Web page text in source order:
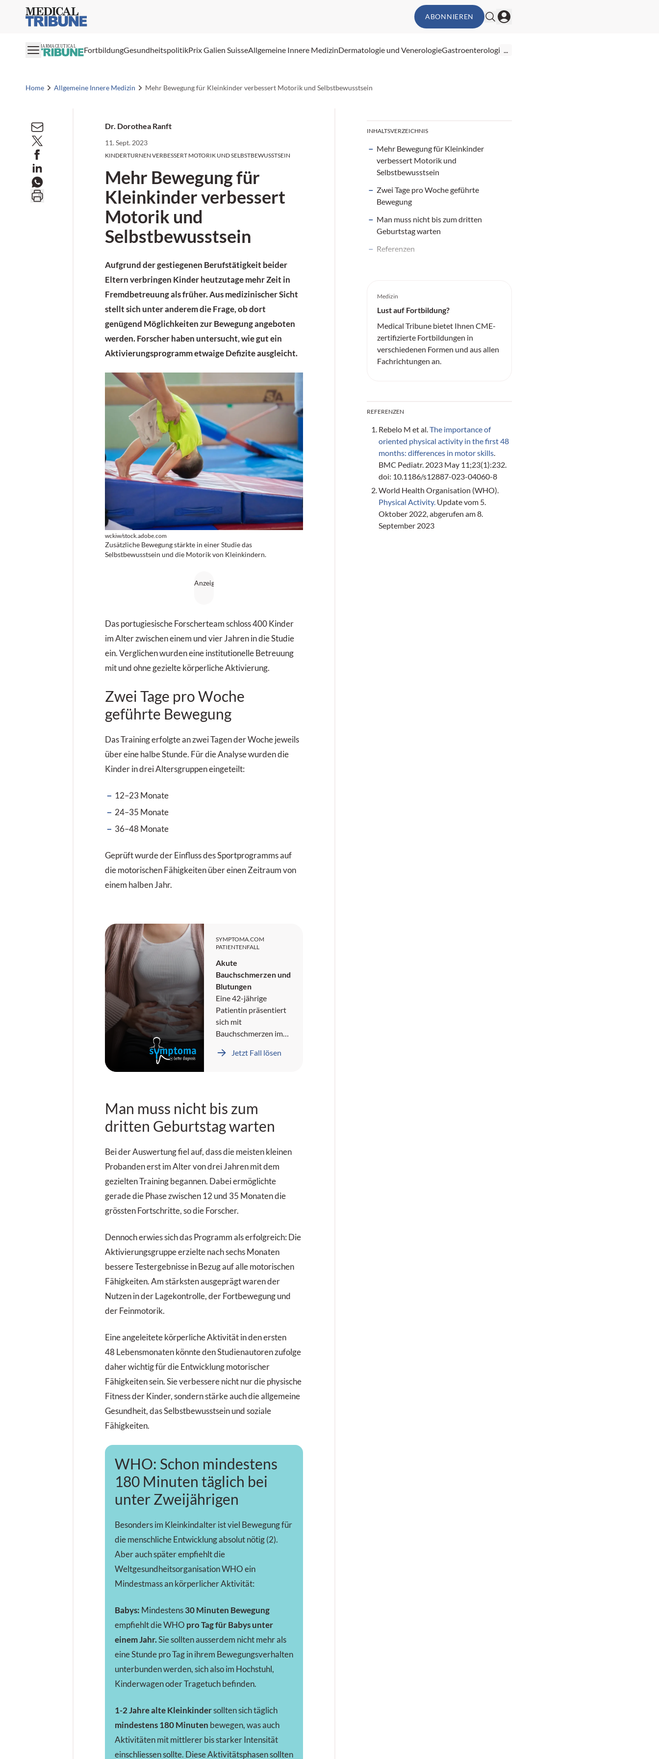
Medical Tribune ABONNIEREN
PHARMACEUTICAL FortbildungGesundheitspolitikPrix Galien SuisseAllgemeine Innere MedizinDermatologie und VenerologieGastroenterologie...
Home Allgemeine Innere Medizin Mehr Bewegung für Kleinkinder verbessert Motorik und Selbstbewusstsein
Dr. Dorothea Ranft
11. Sept. 2023
KINDERTURNEN VERBESSERT MOTORIK UND SELBSTBEWUSSTSEIN
Mehr Bewegung für
Kleinkinder verbessert
Motorik und
Selbstbewusstsein
Aufgrund der gestiegenen Berufstätigkeit beider
Eltern verbringen Kinder heutzutage mehr Zeit in
Fremdbetreuung als früher. Aus medizinischer Sicht
stellt sich unter anderem die Frage, ob dort
genügend Möglichkeiten zur Bewegung angeboten
werden. Forscher haben untersucht, wie gut ein
Aktivierungsprogramm etwaige Defizite ausgleicht.
wckiw/stock.adobe.com
Zusätzliche Bewegung stärkte in einer Studie das
Selbstbewusstsein und die Motorik von Kleinkindern.
Das portugiesische Forscherteam schloss 400 Kinder
im Alter zwischen einem und vier Jahren in die Studie
ein. Ver­glichen wurden eine institutionelle Betreuung
mit und ohne gezielte körperliche Aktivierung.
Zwei Tage pro Woche
geführte Bewegung
Das Training erfolgte an zwei Tagen der Woche jeweils
über eine halbe Stunde. Für die Analyse wurden die
Kinder in drei Altersgruppen eingeteilt:
12–23 Monate
24–35 Monate
36–48 Monate
Geprüft wurde der Einfluss des Sportprogramms auf
die motorischen Fähigkeiten über einen Zeitraum von
einem halben Jahr.
SYMPTOMA.COM
PATIENTENFALL
Akute
Bauchschmerzen und
Blutungen
Eine 42-jährige
Patientin präsentiert
sich mit
Bauchschmerzen im
Quadranten und
Leberblutungen
dokumentiert.
Jetzt Fall lösen
Man muss nicht bis zum
dritten Geburtstag warten
Bei der Auswertung fiel auf, dass die meisten kleinen
Probanden erst im Alter von drei Jahren mit dem
gezielten Training begannen. Dabei ermöglichte
gerade die Phase zwischen 12 und 35 Monaten die
grössten Fortschritte, so die Forscher.
Dennoch erwies sich das Programm als erfolgreich: Die
Aktivierungsgruppe erzielte nach sechs Monaten
bessere Testergebnisse in Bezug auf alle motorischen
Fähigkeiten. Am stärksten ausgeprägt waren der
Nutzen in der Lagekontrolle, der Fortbewegung und
der Feinmotorik.
Eine angeleitete körperliche Aktivität in den ersten
48 Lebensmonaten könnte den Studienautoren zufolge
daher wichtig für die Entwicklung motorischer
Fähigkeiten sein. Sie verbessere nicht nur die physische
Fitness der Kinder, sondern stärke auch die allgemeine
Gesundheit, das Selbstbewusstsein und soziale
Fähigkeiten.
WHO: Schon mindestens
180 Minuten täglich bei
unter Zweijährigen
Besonders im Kleinkindalter ist viel Bewegung für
die menschliche Entwicklung absolut nötig (2).
Aber auch später empfiehlt die
Weltgesundheitsorganisation WHO ein
Mindestmass an körperlicher Aktivität:
Babys: Mindestens 30 Minuten Bewegung
empfiehlt die WHO pro Tag für Babys unter
einem Jahr.Sie sollten ausserdem nicht mehr als
eine Stunde pro Tag in ihrem Bewegungsverhalten
unterbunden werden, sich also im Hochstuhl,
Kinderwagen oder Tragetuch befinden.
1-2 Jahre alte Kleinkindersollten sich täglich
mindestens 180 Minuten bewegen, was auch
Aktivitäten mit mittlerer bis starker Intensität
einschliessen sollte. Diese Aktivitätsphasen sollten
INHALTSVERZEICHNIS
Mehr Bewegung für Kleinkinder
verbessert Motorik und
Selbstbewusstsein
Zwei Tage pro Woche geführte
Bewegung
Man muss nicht bis zum dritten
Geburtstag warten
Referenzen
Medizin
Lust auf Fortbildung?
Medical Tribune bietet Ihnen CME-
zertifizierte Fortbildungen in
verschiedenen Formen und aus allen
Fachrichtungen an.
REFERENZEN
Rebelo M et al. The importance of
oriented physical activity in the first 48
months: differences in motor skills
BMC Pediatr. 2023 May 11;23(1):232.
doi: 10.1186/s12887-023-04060-8
World Health Organisation (WHO).
Physical Activity. Update vom 5.
Oktober 2022, abgerufen am 8.
September 2023